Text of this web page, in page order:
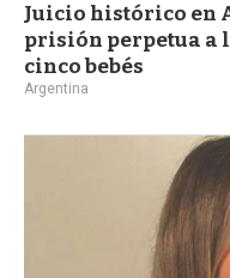
Juicio histórico en
prisión perpetua a
cinco bebés
Argentina